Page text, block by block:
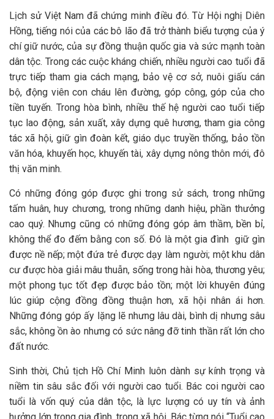
Lịch sử Việt Nam đã chứng minh điều đó. Từ Hội nghị Diên
Hồng, tiếng nói của các bô lão đã trở thành biểu tượng của ý
chí giữ nước, của sự đồng thuận quốc gia và sức mạnh toàn
dân tộc. Trong các cuộc kháng chiến, nhiều người cao tuổi đã
trực tiếp tham gia cách mạng, bảo vệ cơ sở, nuôi giấu cán
bộ, động viên con cháu lên đường, góp công, góp của cho
tiền tuyến. Trong hòa bình, nhiều thế hệ người cao tuổi tiếp
tục lao động, sản xuất, xây dựng quê hương, tham gia công
tác xã hội, giữ gìn đoàn kết, giáo dục truyền thống, bảo tồn
văn hóa, khuyến học, khuyến tài, xây dựng nông thôn mới, đô
thị văn minh.
Có những đóng góp được ghi trong sử sách, trong những
tấm huân, huy chương, trong những danh hiệu, phần thưởng
cao quý. Nhưng cũng có những đóng góp âm thầm, bền bỉ,
không thể đo đếm bằng con số. Đó là một gia đình giữ gìn
được nề nếp; một đứa trẻ được dạy làm người; một khu dân
cư được hòa giải mâu thuẫn, sống trong hài hòa, thương yêu;
một phong tục tốt đẹp được bảo tồn; một lời khuyên đúng
lúc giúp cộng đồng đồng thuận hơn, xã hội nhân ái hơn.
Những đóng góp ấy lặng lẽ nhưng lâu dài, bình dị nhưng sâu
sắc, không ồn ào nhưng có sức nâng đỡ tinh thần rất lớn cho
đất nước.
Sinh thời, Chủ tịch Hồ Chí Minh luôn dành sự kính trọng và
niềm tin sâu sắc đối với người cao tuổi. Bác coi người cao
tuổi là vốn quý của dân tộc, là lực lượng có uy tín và ảnh